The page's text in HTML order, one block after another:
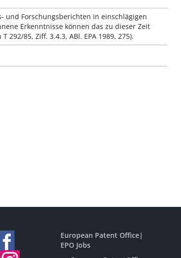
und Forschungsberichten in einschlägigen
Erkenntnisse können das zu dieser Zeit
292/85, Ziff. 3.4.3, ABl. EPA 1989, 275).
European Patent Office|
EPO Jobs